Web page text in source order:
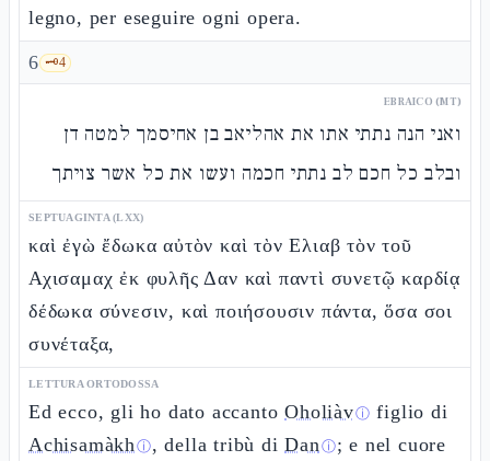
legno, per eseguire ogni opera.
6 🗝️4
EBRAICO (MT)
ואני הנה נתתי אתו את אהליאב בן אחיסמך למטה דן
ובלב כל חכם לב נתתי חכמה ועשו את כל אשר צויתך
SEPTUAGINTA (LXX)
καὶ ἐγὼ ἔδωκα αὐτὸν καὶ τὸν Ελιαβ τὸν τοῦ
Αχισαμαχ ἐκ φυλῆς Δαν καὶ παντὶ συνετῷ καρδίᾳ
δέδωκα σύνεσιν, καὶ ποιήσουσιν πάντα, ὅσα σοι
συνέταξα,
LETTURA ORTODOSSA
Ed ecco, gli ho dato accantoOholiàvⓘ figlio di
Achisamàkhⓘ, della tribù diDanⓘ; e nel cuore